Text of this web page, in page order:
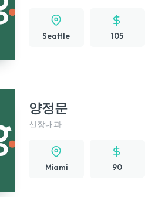
Seattle 105
양정문
신장내과
Miami 90